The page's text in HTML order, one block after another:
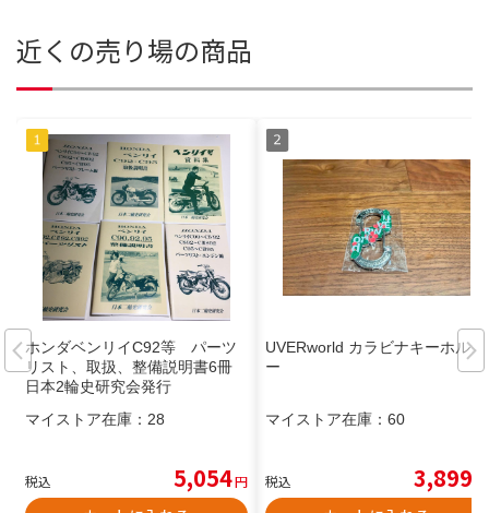
近くの売り場の商品
ホンダベンリイC92等 パーツ
リスト、取扱、整備説明書6冊
日本2輪史研究会発行
マイストア在庫： 28
税込 5,054円
UVERworld カラビナキーホルダ
ー
マイストア在庫： 60
税込 3,899